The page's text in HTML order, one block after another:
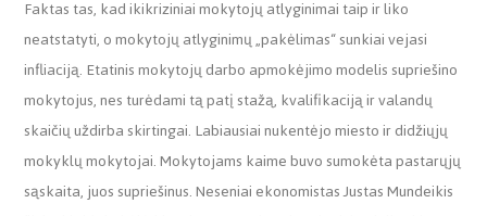
Faktas tas, kad ikikriziniai mokytojų atlyginimai taip ir liko
neatstatyti, o mokytojų atlyginimų „pakėlimas“ sunkiai vejasi
infliaciją. Etatinis mokytojų darbo apmokėjimo modelis supriešino
mokytojus, nes turėdami tą patį stažą, kvalifikaciją ir valandų
skaičių uždirba skirtingai. Labiausiai nukentėjo miesto ir didžiųjų
mokyklų mokytojai. Mokytojams kaime buvo sumokėta pastarųjų
sąskaita, juos supriešinus. Neseniai ekonomistas Justas Mundeikis